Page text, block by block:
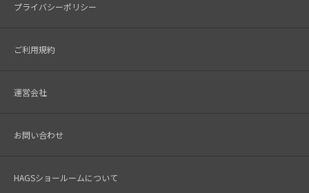
プライバシーポリシー
ご利用規約
運営会社
お問い合わせ
HAGSショールームについて